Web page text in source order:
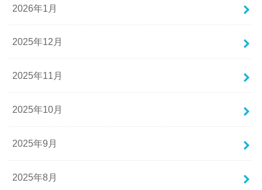
2026年1月
2025年12月
2025年11月
2025年10月
2025年9月
2025年8月